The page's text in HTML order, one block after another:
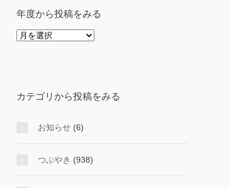
年度から投稿をみる
年
稿
み
カテゴリから投稿をみる
お知らせ (6)
つぶやき (938)